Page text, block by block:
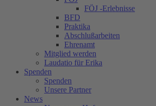
FÖJ -Erlebnisse
BFD
Praktika
Abschlußarbeiten
Ehrenamt
Mitglied werden
Laudatio für Erika
Spenden
Spenden
Unsere Partner
News